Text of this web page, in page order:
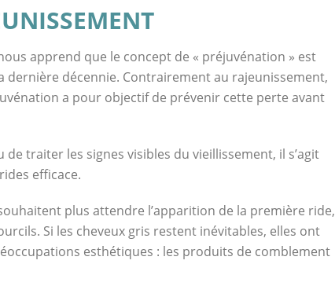
apprend que le concept de « préjuvénation » est
décennie. Contrairement au rajeunissement,
a pour objectif de prévenir cette perte avant
traiter les signes visibles du vieillissement, il s’agit
efficace.
plus attendre l’apparition de la première ride,
Si les cheveux gris restent inévitables, elles ont
esthétiques : les produits de comblement